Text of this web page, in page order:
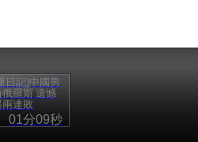
日記]中國男
俄羅斯 遺憾
連敗
01分09秒